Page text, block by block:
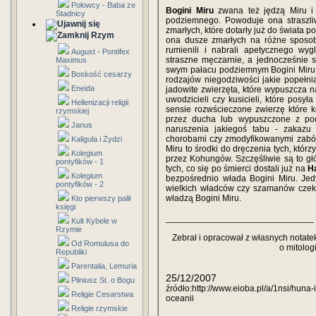
Połowcy - Baba ze
Stadnicy
Rzym
August - Pontifex
Maximus
Boskość cesarzy
Eneida
Hellenizacji religii
rzymskiej
Janus
Kaligula i Żydzi
Kolegium
pontyfików - 1
Kolegium
pontyfików - 2
Kto pierwszy palił
księgi
Kult Kybele w
Rzymie
Od Romulusa do
Republiki
Parentalia, Lemuria
Pliniusz St. o Bogu
Religie Cesarstwa
Religie rzymskie
Bogini Miruzwana też jędzą Miru i
podziemnego. Powoduje ona
zmarłych, które dotarły już do świata
ona dusze zmarłych na różne
rumienili i nabrali apetycznego
straszne męczarnie, a jednocześnie
swym pałacu podziemnym Bogini
rodzajów niegodziwości jakie
jadowite zwierzęta, które wypuszcza
uwodzicieli czy kusicieli, które
sensie rozwścieczone zwierzę które
przez ducha lub wypuszczone z
naruszenia jakiegoś tabu -
chorobami czy zmodyfikowanymi
Miru to środki do dręczenia tych,
przez Kohungów. Szczęśliwie są to
tych, co się po śmierci dostali już na
bezpośrednio włada Bogini Miru.
wielkich władców czy szamanów
władzą Bogini Miru.
Zebrał i opracował z własnych
o
25/12/2007
źródło:http://www.eioba.pl/a/1nsi/
oceanii